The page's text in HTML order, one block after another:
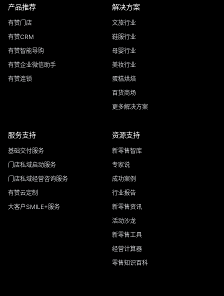
产品推荐
有赞门店
有赞CRM
有赞智能导购
有赞企业微信助手
有赞连锁
解决方案
文旅行业
鞋服行业
母婴行业
美妆行业
蛋糕烘焙
百货商场
更多解决方案
服务支持
基础交付服务
门店私域启动服务
门店私域经营咨询服务
有赞云定制
大客户SMILE+服务
资源支持
新零售智库
专家说
成功案例
行业报告
新零售资讯
活动沙龙
新零售工具
经营计算器
零售知识百科